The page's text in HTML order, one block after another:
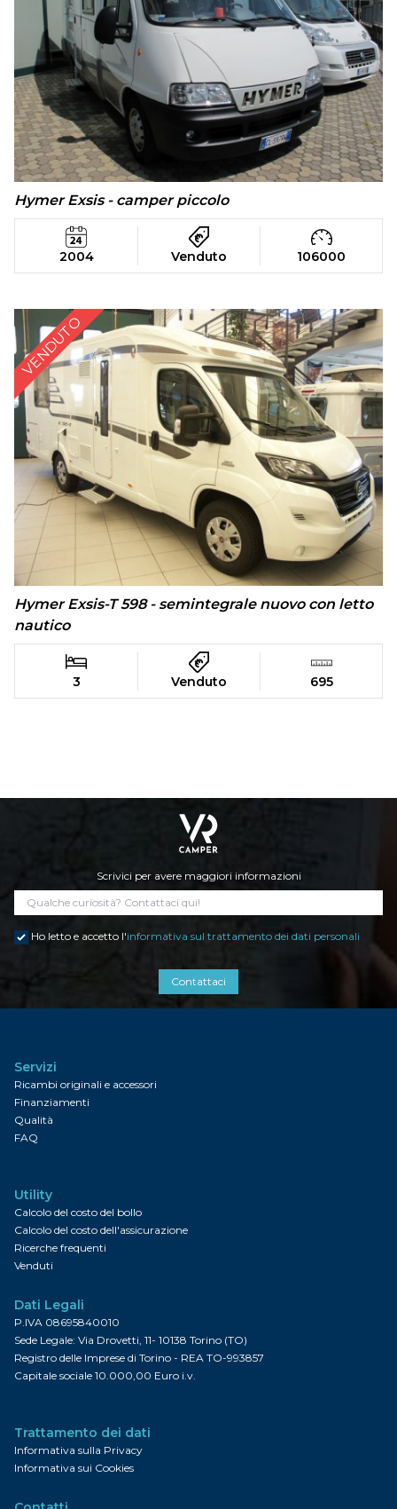
Hymer Exsis - camper piccolo
2004 Venduto 106000
VENDUTO
Hymer Exsis-T 598 - semintegrale nuovo con letto
nautico
3 Venduto 695
Scrivici per avere maggiori informazioni
Ho letto e accetto l'informativa sul trattamento dei dati personali
Contattaci
Servizi
Ricambi originali e accessori
Finanziamenti
Qualità
FAQ
Utility
Calcolo del costo del bollo
Calcolo del costo dell'assicurazione
Ricerche frequenti
Venduti
Dati Legali
P.IVA 08695840010
Sede Legale: Via Drovetti, 11- 10138 Torino (TO)
Registro delle Imprese di Torino - REA TO-993857
Capitale sociale 10.000,00 Euro i.v.
Trattamento dei dati
Informativa sulla Privacy
Informativa sui Cookies